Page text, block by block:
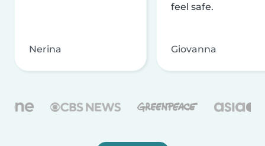
Nerina
feel safe.
Giovanna